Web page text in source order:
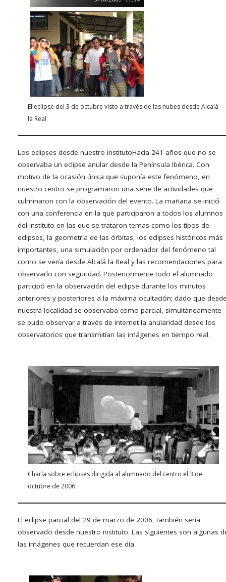
El eclipse del 3 de octubre visto a través de las nubes desde Alcalá
la Real
Los eclipses desde nuestro institutoHacía 241 años que no se
observaba un eclipse anular desde la Península Ibérica. Con
motivo de la ocasión única que suponía este fenómeno, en
nuestro centro se programaron una serie de actividades que
culminaron con la observación del evento. La mañana se inició
con una conferencia en la que participaron a todos los alumnos
del instituto en las que se trataron temas como los tipos de
eclipses, la geometría de las órbitas, los eclipses históricos más
importantes, una simulación por ordenador del fenómeno tal
como se vería desde Alcalá la Real y las recomendaciones para
observarlo con seguridad. Posteriormente todo el alumnado
participó en la observación del eclipse durante los minutos
anteriores y posteriores a la máxima ocultación; dado que
nuestra localidad se observaba como parcial, simultáneamente
se pudo observar a través de internet la anularidad desde los
observatorios que transmitían las imágenes en tiempo real.
Charla sobre eclipses dirigida al alumnado del centro el 3 de
octubre de 2006
El eclipse parcial del 29 de marzo de 2006, también sería
observado desde nuestro instituto. Las siguientes son algunas
las imágenes que recuerdan ese día.